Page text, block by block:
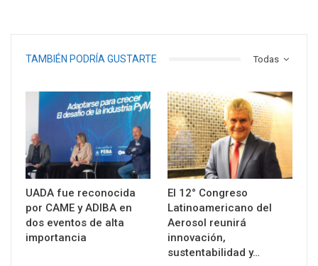
Todas
TAMBIÉN PODRÍA GUSTARTE
UADA fue reconocida
por CAME y ADIBA en
dos eventos de alta
importancia
El 12° Congreso
Latinoamericano del
Aerosol reunirá
innovación,
sustentabilidad y…